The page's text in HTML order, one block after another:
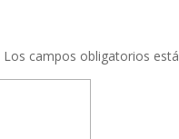
Los campos obligatorios